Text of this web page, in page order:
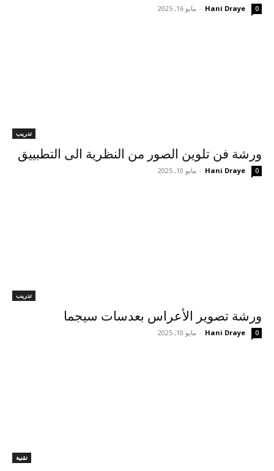
Hani Draye
- مايو 16, 2025 0
تدريب
ورشة فن تلوين الصور من النظرية الى التطبييق
Hani Draye
- مايو 10, 2025 0
تدريب
ورشة تصوير الأعراس بعدسات سيجما
Hani Draye
- مايو 10, 2025 0
تقنية